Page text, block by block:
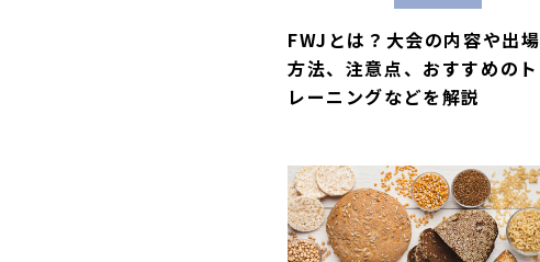
FWJとは？大会の内容や出場
方法、注意点、おすすめのト
レーニングなどを解説